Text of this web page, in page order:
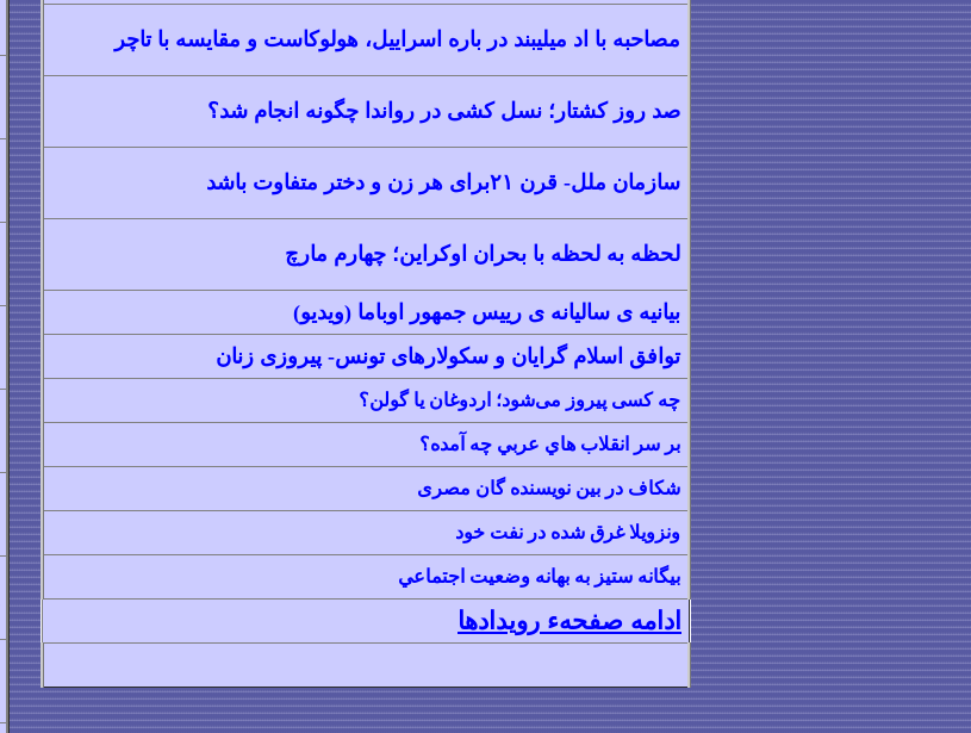
مصاحبه با اد میلیبند در باره اسراییل، هولوکاست و مقایسه با تاچر
صد روز کشتار؛ نسل کشی در رواندا چگونه انجام شد؟
سازمان ملل- قرن ۲۱برای هر زن و دختر متفاوت باشد
لحظه به لحظه با بحران اوکراین؛ چهارم مار چ
بیانیه ی سالیانه ی رییس جمهور اوباما (ویدیو)
توافق اسلام گرایان و سکولارهای تونس- پیروزی زنان
چه کسی پیروز می‌شود؛ اردوغان یا گولن؟
بر سر انقلاب هاي عربي چه آمده؟
شکاف در بین نویسنده گان مصری
ونزویلا غرق شده در نفت خود
بيگانه ستيز به بهانه وضعيت اجتماعي
ادامه صفحهء رویدادها